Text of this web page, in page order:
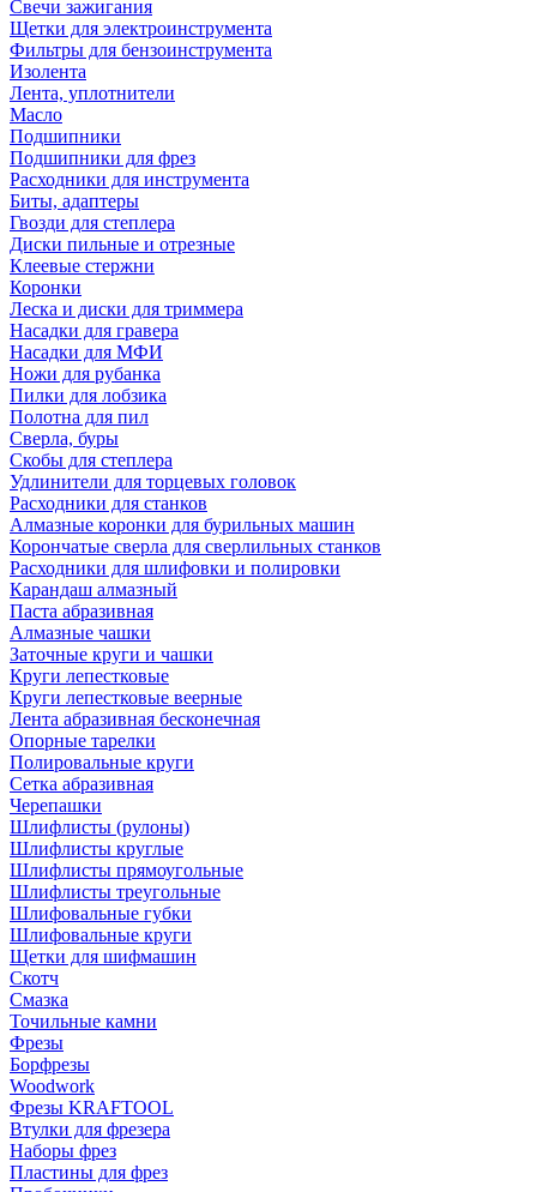
Свечи зажигания
Щетки для электроинструмента
Фильтры для бензоинструмента
Изолента
Лента, уплотнители
Масло
Подшипники
Подшипники для фрез
Расходники для инструмента
Биты, адаптеры
Гвозди для степлера
Диски пильные и отрезные
Клеевые стержни
Коронки
Леска и диски для триммера
Насадки для гравера
Насадки для МФИ
Ножи для рубанка
Пилки для лобзика
Полотна для пил
Сверла, буры
Скобы для степлера
Удлинители для торцевых головок
Расходники для станков
Алмазные коронки для бурильных машин
Корончатые сверла для сверлильных станков
Расходники для шлифовки и полировки
Карандаш алмазный
Паста абразивная
Алмазные чашки
Заточные круги и чашки
Круги лепестковые
Круги лепестковые веерные
Лента абразивная бесконечная
Опорные тарелки
Полировальные круги
Сетка абразивная
Черепашки
Шлифлисты (рулоны)
Шлифлисты круглые
Шлифлисты прямоугольные
Шлифлисты треугольные
Шлифовальные губки
Шлифовальные круги
Щетки для шифмашин
Скотч
Смазка
Точильные камни
Фрезы
Борфрезы
Woodwork
Фрезы KRAFTOOL
Втулки для фрезера
Наборы фрез
Пластины для фрез